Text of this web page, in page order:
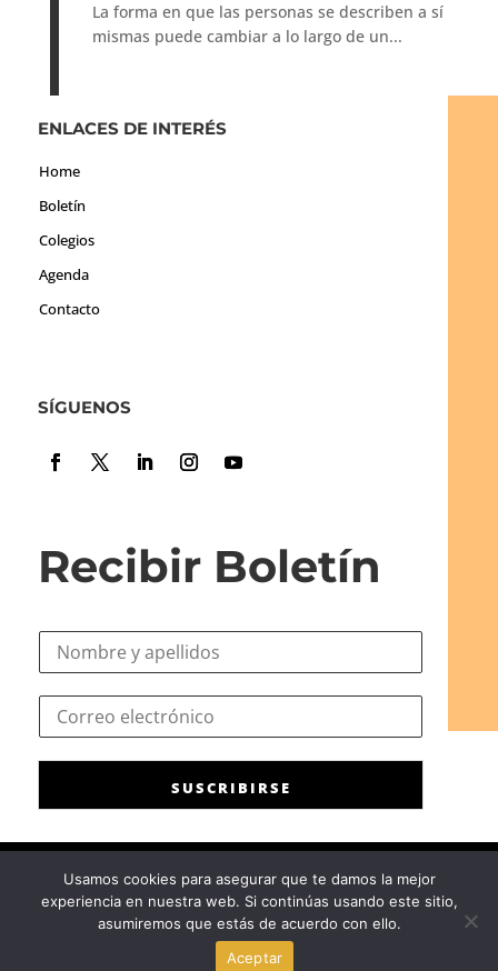
La forma en que las personas se describen a sí
mismas puede cambiar a lo largo de un...
ENLACES DE INTERÉS
Home
Boletín
Colegios
Agenda
Contacto
SÍGUENOS
Recibir Boletín
N
r
*
C
o
r
o
C
o
e
c
SUSCRIBIRSE
Consejo General de la Psicología de España|Privacidad|Aviso
Legal| Política de cookies
Usamos cookies para asegurar que te damos la mejor
experiencia en nuestra web. Si continúas usando este sitio,
asumiremos que estás de acuerdo con ello.
Aceptar